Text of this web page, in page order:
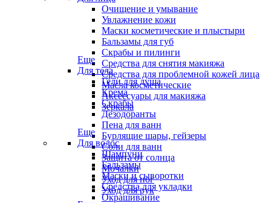
Очищение и умывание
Увлажнение кожи
Маски косметические и плыстыри
Бальзамы для губ
Скрабы и пилинги
Средства для снятия макияжа
Средства для проблемной кожей лица
Масла косметические
Аксессуары для макияжа
Зеркала
Еще
Для тела
Гели для душа
Крема
Скрабы
Дезодоранты
Пена для ванн
Бурлящие шары, гейзеры
Соли для ванн
Защита от солнца
Мочалки
Уход для ног
Уход для рук
Еще
Для волос
Шампуни
Бальзамы
Маски и сыворотки
Средства для укладки
Окрашивание